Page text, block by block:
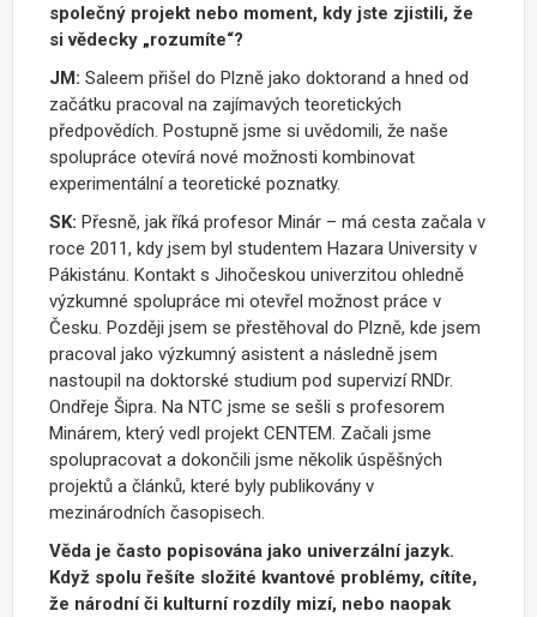
společný projekt nebo moment, kdy jste zjistili, že
si vědecky „rozumíte“?
JM: Saleem přišel do Plzně jako doktorand a hned od
začátku pracoval na zajímavých teoretických
předpovědích. Postupně jsme si uvědomili, že naše
spolupráce otevírá nové možnosti kombinovat
experimentální a teoretické poznatky.
SK: Přesně, jak říká profesor Minár – má cesta začala v
roce 2011, kdy jsem byl studentem Hazara University v
Pákistánu. Kontakt s Jihočeskou univerzitou ohledně
výzkumné spolupráce mi otevřel možnost práce v
Česku. Později jsem se přestěhoval do Plzně, kde jsem
pracoval jako výzkumný asistent a následně jsem
nastoupil na doktorské studium pod supervizí RNDr.
Ondřeje Šipra. Na NTC jsme se sešli s profesorem
Minárem, který vedl projekt CENTEM. Začali jsme
spolupracovat a dokončili jsme několik úspěšných
projektů a článků, které byly publikovány v
mezinárodních časopisech.
Věda je často popisována jako univerzální jazyk.
Když spolu řešíte složité kvantové problémy, cítíte,
že národní či kulturní rozdíly mizí, nebo naopak